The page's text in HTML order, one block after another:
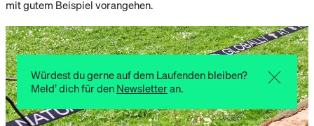
mit gutem Beispiel vorangehen.
Würdest du gerne auf dem Laufenden bleiben?
Meld’ dich für den Newsletteran.